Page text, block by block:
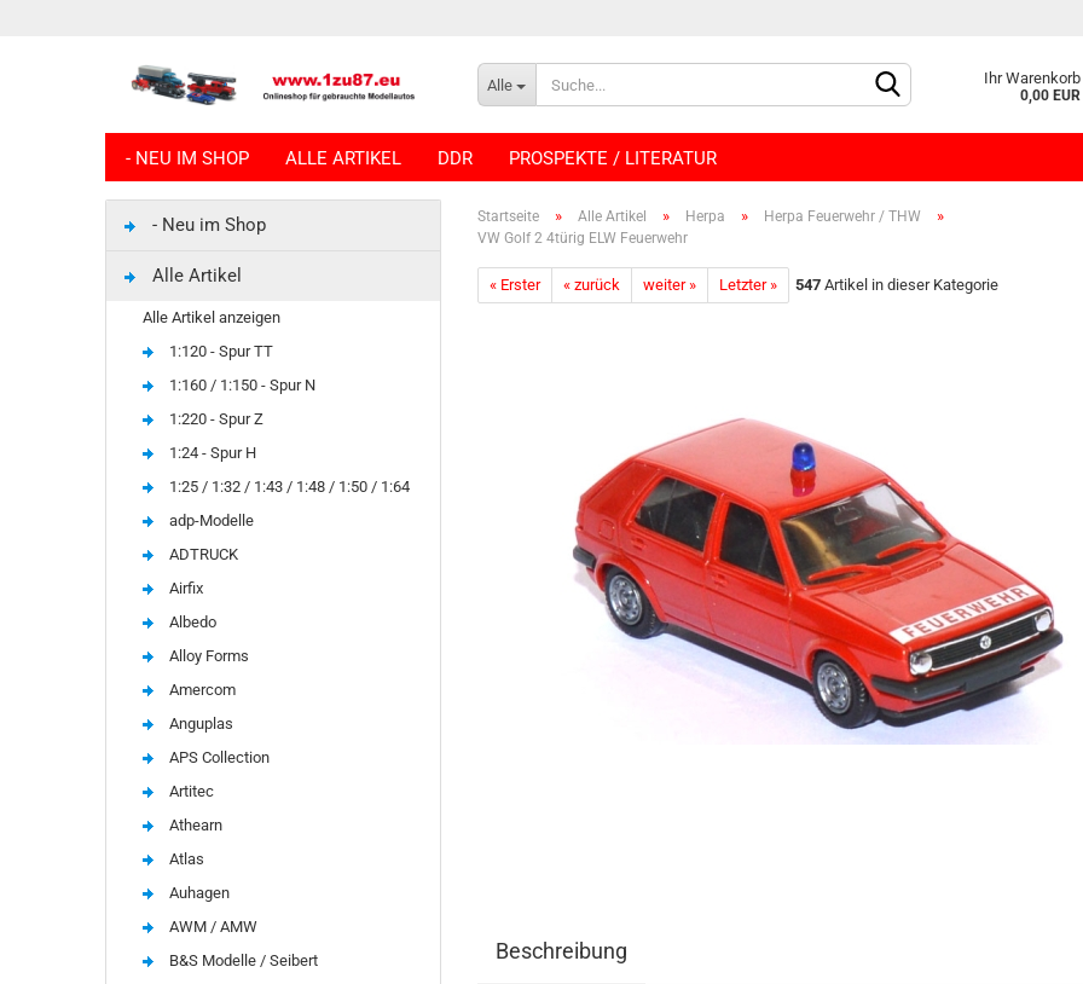
Lieferland
Alle Ihr Warenkorb
0,00 EUR
- NEU IM SHOP ALLE ARTIKEL DDR PROSPEKTE / LITERATUR
Startseite » Alle Artikel » Herpa » Herpa Feuerwehr / THW »
VW Golf 2 4türig ELW Feuerwehr
« Erster « zurück weiter » Letzter » 547Artikel in dieser Kategorie
Beschreibung
- Neu im Shop
Alle Artikel
Alle Artikel anzeigen
1:120 - Spur TT
1:160 / 1:150 - Spur N
1:220 - Spur Z
1:24 - Spur H
1:25 / 1:32 / 1:43 / 1:48 / 1:50 / 1:64
adp-Modelle
ADTRUCK
Airfix
Albedo
Alloy Forms
Amercom
Anguplas
APS Collection
Artitec
Athearn
Atlas
Auhagen
AWM / AMW
B&S Modelle / Seibert